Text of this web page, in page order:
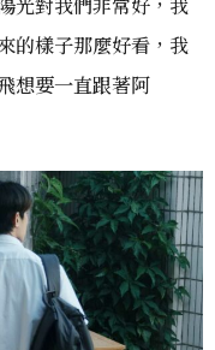
的樣子那麼好看，我
想要一直跟著阿